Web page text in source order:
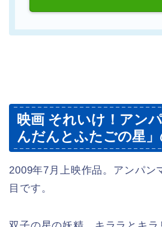
映画 それいけ！アン
んだんとふたごの星
2009年7月上映作品。アンパン
目です。